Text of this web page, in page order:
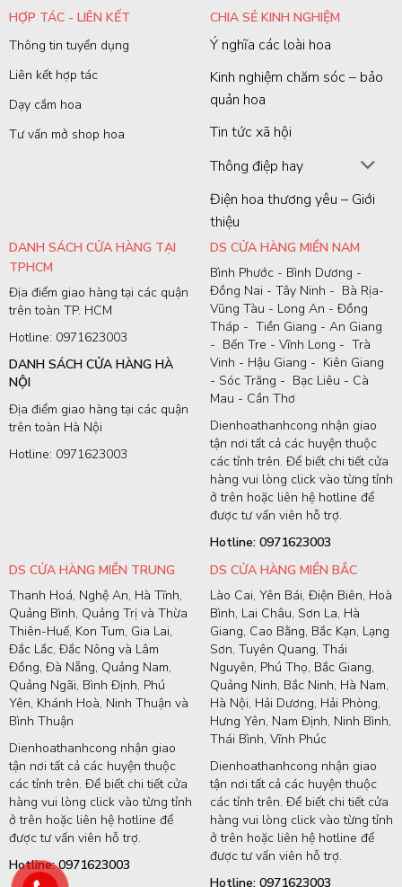
HỢP TÁC - LIÊN KẾT
Thông tin tuyển dụng
Liên kết hợp tác
Dạy cắm hoa
Tư vấn mở shop hoa
CHIA SẺ KINH NGHIỆM
Ý nghĩa các loài hoa
Kinh nghiệm chăm sóc – bảo
quản hoa
Tin tức xã hội
Thông điệp hay
Điện hoa thương yêu – Giới
thiệu
DANH SÁCH CỬA HÀNG TẠI
TPHCM
Địa điểm giao hàng tại các quận
trên toàn TP. HCM
Hotline: 0971623003
DANH SÁCH CỬA HÀNG HÀ
NỘI
Địa điểm giao hàng tại các quận
trên toàn Hà Nội
Hotline: 0971623003
DS CỬA HÀNG MIỀN NAM
Bình Phước - Bình Dương -
Đồng Nai - Tây Ninh - Bà Rịa-
Vũng Tàu - Long An - Đồng
Tháp - Tiền Giang - An Giang
- Bến Tre - Vĩnh Long - Trà
Vinh - Hậu Giang - Kiên Giang
- Sóc Trăng - Bạc Liêu - Cà
Mau - Cần Thơ
Dienhoathanhcong nhận giao
tận nơi tất cả các huyện thuộc
các tỉnh trên. Để biết chi tiết cửa
hàng vui lòng click vào từng tỉnh
ở trên hoặc liên hệ hotline để
được tư vấn viên hỗ trợ.
Hotline: 0971623003
DS CỬA HÀNG MIỀN TRUNG
Thanh Hoá, Nghệ An, Hà Tĩnh,
Quảng Bình, Quảng Trị và Thừa
Thiên-Huế, Kon Tum, Gia Lai,
Đắc Lắc, Đắc Nông và Lâm
Đồng, Đà Nẵng, Quảng Nam,
Quảng Ngãi, Bình Định, Phú
Yên, Khánh Hoà, Ninh Thuận và
Bình Thuận
Dienhoathanhcong nhận giao
tận nơi tất cả các huyện thuộc
các tỉnh trên. Để biết chi tiết cửa
hàng vui lòng click vào từng tỉnh
ở trên hoặc liên hệ hotline để
được tư vấn viên hỗ trợ.
Hotline: 0971623003
DS CỬA HÀNG MIỀN BẮC
Lào Cai, Yên Bái, Điện Biên, Hoà
Bình, Lai Châu, Sơn La, Hà
Giang, Cao Bằng, Bắc Kạn, Lạng
Sơn, Tuyên Quang, Thái
Nguyên, Phú Thọ, Bắc Giang,
Quảng Ninh, Bắc Ninh, Hà Nam,
Hà Nội, Hải Dương, Hải Phòng,
Hưng Yên, Nam Định, Ninh Bình,
Thái Bình, Vĩnh Phúc
Dienhoathanhcong nhận giao
tận nơi tất cả các huyện thuộc
các tỉnh trên. Để biết chi tiết cửa
hàng vui lòng click vào từng tỉnh
ở trên hoặc liên hệ hotline để
được tư vấn viên hỗ trợ.
Hotline: 0971623003